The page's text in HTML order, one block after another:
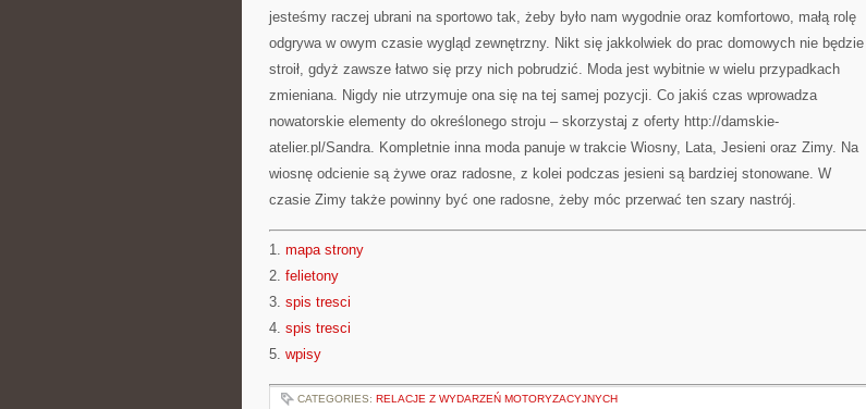
jesteśmy raczej ubrani na sportowo tak, żeby było nam wygodnie oraz komfortowo, małą rolę
odgrywa w owym czasie wygląd zewnętrzny. Nikt się jakkolwiek do prac domowych nie będzie
stroił, gdyż zawsze łatwo się przy nich pobrudzić. Moda jest wybitnie w wielu przypadkach
zmieniana. Nigdy nie utrzymuje ona się na tej samej pozycji. Co jakiś czas wprowadza
nowatorskie elementy do określonego stroju – skorzystaj z oferty http://damskie-
atelier.pl/Sandra. Kompletnie inna moda panuje w trakcie Wiosny, Lata, Jesieni oraz Zimy. Na
wiosnę odcienie są żywe oraz radosne, z kolei podczas jesieni są bardziej stonowane. W
czasie Zimy także powinny być one radosne, żeby móc przerwać ten szary nastrój.
1. mapa strony
2. felietony
3. spis tresci
4. spis tresci
5. wpisy
CATEGORIES: RELACJE Z WYDARZEŃ MOTORYZACYJNYCH